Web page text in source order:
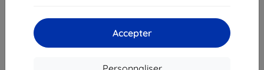
Accepter
Shield-Sk s.r.o.
Ulica Rudolfa Mocka 3750/2A
841 04 Bratislava